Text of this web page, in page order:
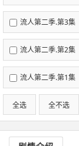
流人第二季.第3集
流人第二季.第2集
流人第二季.第1集
全选 全不选